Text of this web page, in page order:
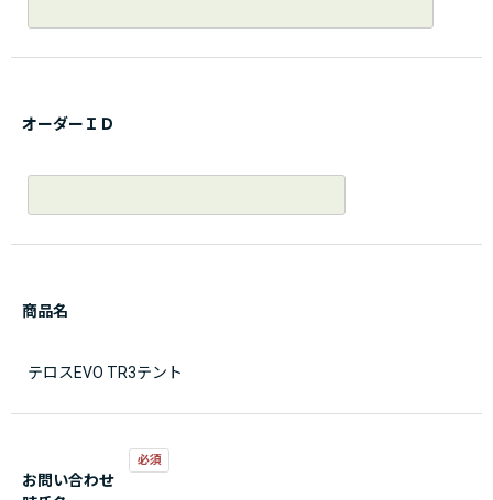
オーダーＩＤ
商品名
テロスEVO TR3テント
お問い合わせ